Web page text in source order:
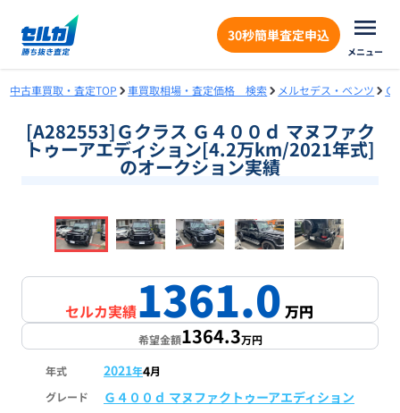
30秒簡単査定申込
メニュー
中古車買取・査定TOP 車買取相場・査定価格 検索 メルセデス・ベンツ Ｇ
[A282553]Ｇクラス Ｇ４００ｄ マヌファク
トゥーアエディション[4.2万km/2021年式]
のオークション実績
1/18
セルカ実績1361.0万円
希望金額1364.3万円
年式 2021年4月
グレード
Ｇ４００ｄ マヌファクトゥーアエディション